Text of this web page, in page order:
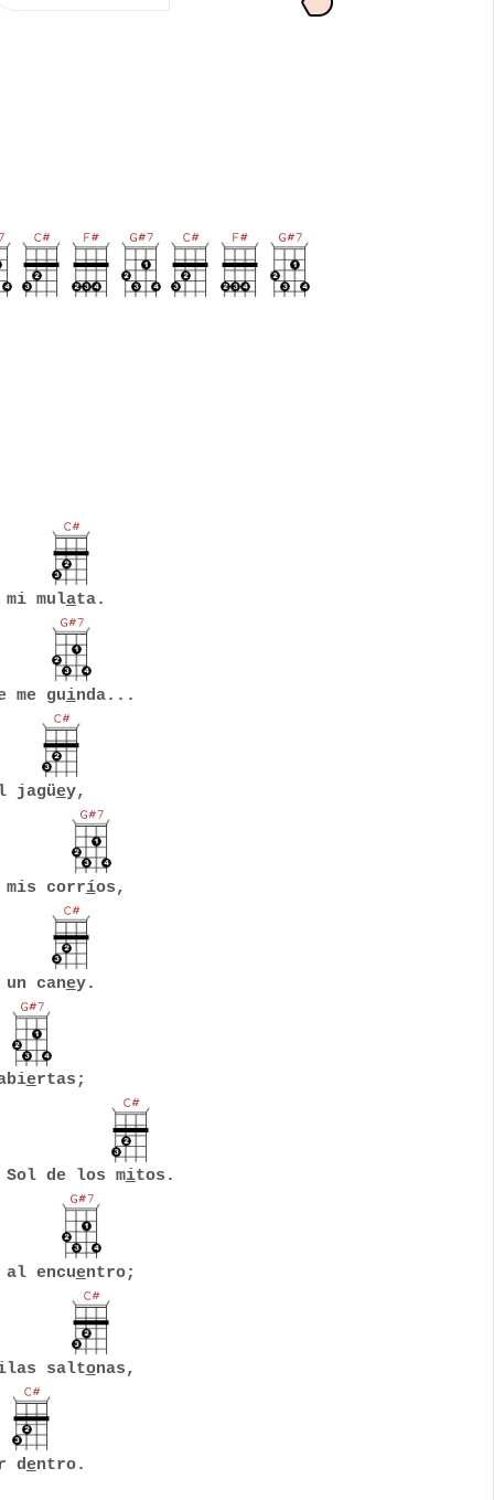
mi mulata.
me guinda...
jagüey,
corríos,
caney.
ertas;
de los mitos.
al encuentro;
saltonas,
dentro.